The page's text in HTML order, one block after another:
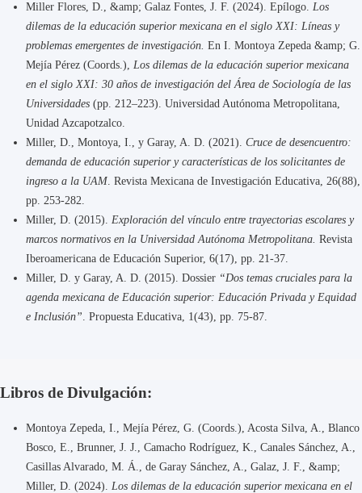
Miller Flores, D., &amp; Galaz Fontes, J. F. (2024). Epílogo. Los
dilemas de la educación superior mexicana en el siglo XXI: Líneas y
problemas emergentes de investigación. En I. Montoya Zepeda &amp; G.
Mejía Pérez (Coords.), Los dilemas de la educación superior mexicana
en el siglo XXI: 30 años de investigación del Área de Sociología de las
Universidades (pp. 212–223). Universidad Autónoma Metropolitana,
Unidad Azcapotzalco.
Miller, D., Montoya, I., y Garay, A. D. (2021). Cruce de desencuentro:
demanda de educación superior y características de los solicitantes de
ingreso a la UAM. Revista Mexicana de Investigación Educativa, 26(88),
pp. 253-282.
Miller, D. (2015). Exploración del vínculo entre trayectorias escolares y
marcos normativos en la Universidad Autónoma Metropolitana. Revista
Iberoamericana de Educación Superior, 6(17), pp. 21-37.
Miller, D. y Garay, A. D. (2015). Dossier “Dos temas cruciales para la
agenda mexicana de Educación superior: Educación Privada y Equidad
e Inclusión”. Propuesta Educativa, 1(43), pp. 75-87.
Libros de Divulgación:
Montoya Zepeda, I., Mejía Pérez, G. (Coords.), Acosta Silva, A., Blanco
Bosco, E., Brunner, J. J., Camacho Rodríguez, K., Canales Sánchez, A.,
Casillas Alvarado, M. Á., de Garay Sánchez, A., Galaz, J. F., &amp;
Miller, D. (2024). Los dilemas de la educación superior mexicana en el